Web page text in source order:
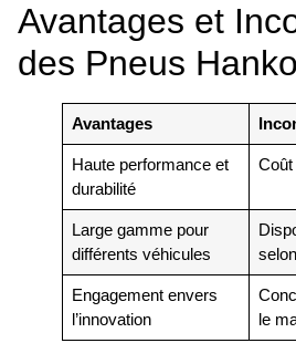
Avantages et
des Pneus
Avantages
Haute performance et
durabilité
Large gamme pour
différents véhicules
Engagement envers
l’innovation
le